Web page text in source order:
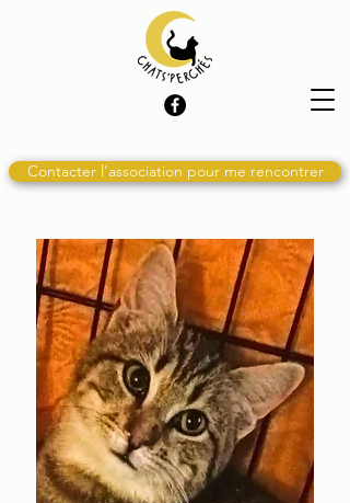
Contacter l'association pour me rencontrer